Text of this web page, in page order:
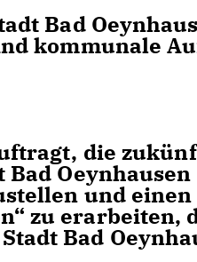
Bad
kommunale
die
und
zu erarbeiten,
Bad